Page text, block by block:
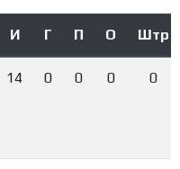
И Г П О Штр
14 0 0 0 0